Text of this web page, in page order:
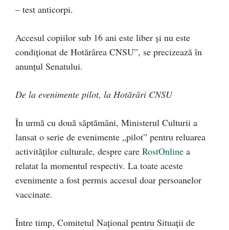
– test anticorpi.
Accesul copiilor sub 16 ani este liber și nu este
condiționat de Hotărârea CNSU”, se precizează în
anunțul Senatului.
De la evenimente pilot, la Hotărâri CNSU
În urmă cu două săptămâni, Ministerul Culturii a
lansat o serie de evenimente „pilot” pentru reluarea
activităților culturale, despre care RostOnline a
relatat la momentul respectiv. La toate aceste
evenimente a fost permis accesul doar persoanelor
vaccinate.
Între timp, Comitetul Național pentru Situații de